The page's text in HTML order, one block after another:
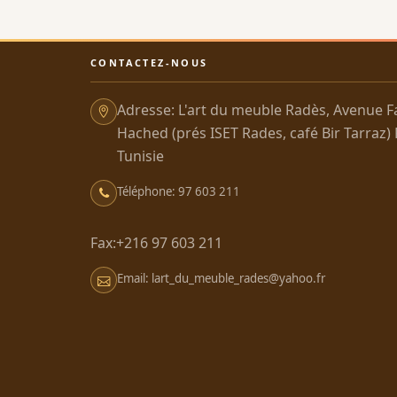
CONTACTEZ-NOUS
Adresse: L'art du meuble Radès, Avenue
Hached (prés ISET Rades, café Bir Tarraz)
Tunisie
Téléphone: 97 603 211
Fax:+216 97 603 211
Email: lart_du_meuble_rades@yahoo.fr